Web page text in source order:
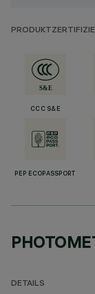
CCC S&E
PEP ECOPASSPORT
DETAILS